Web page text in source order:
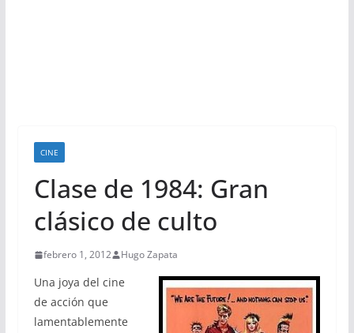
CINE
Clase de 1984: Gran
clásico de culto
febrero 1, 2012 Hugo Zapata
Una joya del cine
de acción que
lamentablemente